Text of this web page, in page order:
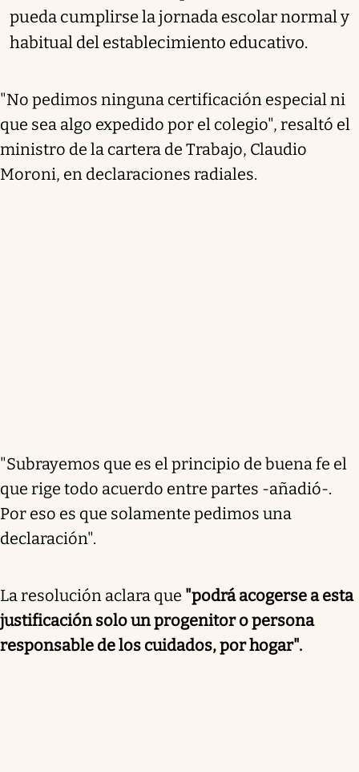
pueda cumplirse la jornada escolar normal y
habitual del establecimiento educativo.
"No pedimos ninguna certificación especial ni
que sea algo expedido por el colegio", resaltó el
ministro de la cartera de Trabajo, Claudio
Moroni, en declaraciones radiales.
"Subrayemos que es el principio de buena fe el
que rige todo acuerdo entre partes -añadió-.
Por eso es que solamente pedimos una
declaración".
La resolución aclara que "podrá acogerse a esta
justificaciónsolo un progenitor o persona
responsable de los cuidados, por hogar".